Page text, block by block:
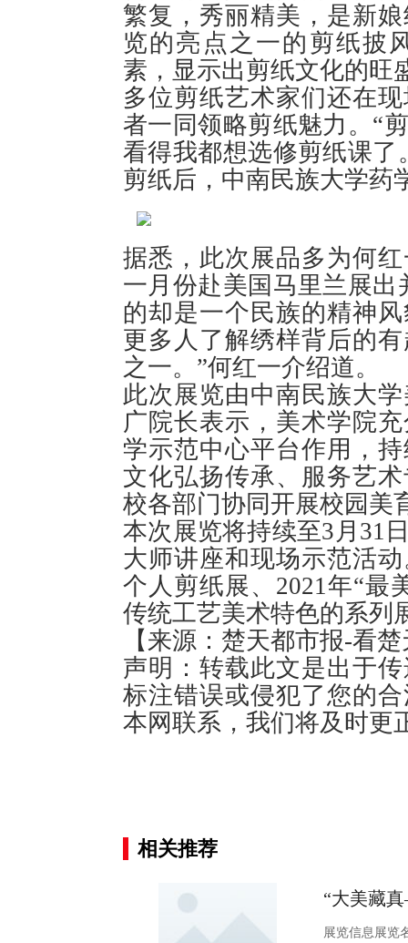
繁复，秀丽精美，是新
览的亮点之一的剪纸披
素，显示出剪纸文化的旺
多位剪纸艺术家们还在
者一同领略剪纸魅力。“
看得我都想选修剪纸课了
剪纸后，中南民族大学药
据悉，此次展品多为何
一月份赴美国马里兰展
的却是一个民族的精神
更多人了解绣样背后的
之一。”何红一介绍道。
此次展览由中南民族大
广院长表示，美术学院
学示范中心平台作用，
文化弘扬传承、服务艺
校各部门协同开展校园美
本次展览将持续至3月31
大师讲座和现场示范活
个人剪纸展、2021年“最
传统工艺美术特色的系列
【来源：楚天都市报-看
声明：转载此文是出于
标注错误或侵犯了您的
本网联系，我们将及时更
相关推荐
展览信息展览